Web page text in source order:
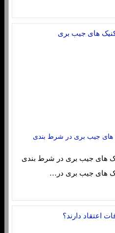
های جیب بری در شرط بندی
های جیب بری در شرط بندی
های جیب بری در…